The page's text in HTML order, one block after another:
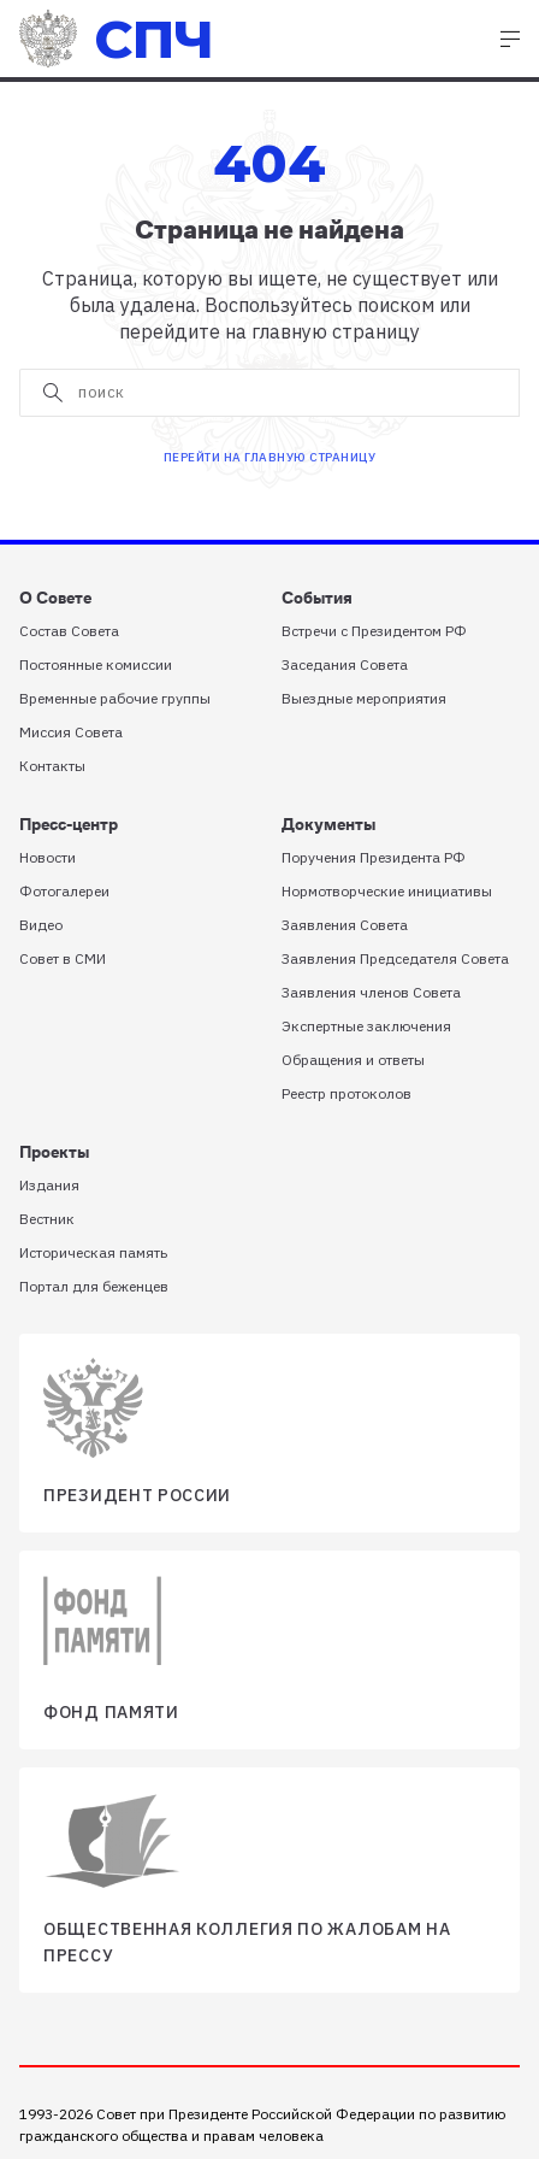
СПЧ
404
Страница не найдена
Страница, которую вы ищете, не существует или
была удалена. Воспользуйтесь поиском или
перейдите на главную страницу
ПЕРЕЙТИ НА ГЛАВНУЮ СТРАНИЦУ
О Совете
Состав Совета
Постоянные комиссии
Временные рабочие группы
Миссия Совета
Контакты
События
Встречи с Президентом РФ
Заседания Совета
Выездные мероприятия
Пресс-центр
Новости
Фотогалереи
Видео
Совет в СМИ
Документы
Поручения Президента РФ
Нормотворческие инициативы
Заявления Совета
Заявления Председателя Совета
Заявления членов Совета
Экспертные заключения
Обращения и ответы
Реестр протоколов
Проекты
Издания
Вестник
Историческая память
Портал для беженцев
ПРЕЗИДЕНТ РОССИИ
ФОНД ПАМЯТИ
ОБЩЕСТВЕННАЯ КОЛЛЕГИЯ ПО ЖАЛОБАМ НА
ПРЕССУ
1993-2026 Совет при Президенте Российской Федерации по развитию
гражданского общества и правам человека